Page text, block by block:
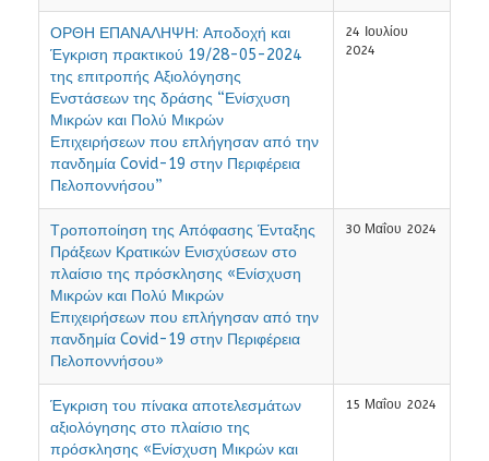
ΟΡΘΗ ΕΠΑΝΑΛΗΨΗ: Αποδοχή και
Έγκριση πρακτικού 19/28-05-2024
της επιτροπής Αξιολόγησης
Ενστάσεων της δράσης “Ενίσχυση
Μικρών και Πολύ Μικρών
Επιχειρήσεων που επλήγησαν από την
πανδημία Covid-19 στην Περιφέρεια
Πελοποννήσου”
24 Ιουλίου
2024
Τροποποίηση της Απόφασης Ένταξης
Πράξεων Κρατικών Ενισχύσεων στο
πλαίσιο της πρόσκλησης «Ενίσχυση
Μικρών και Πολύ Μικρών
Επιχειρήσεων που επλήγησαν από την
πανδημία Covid-19 στην Περιφέρεια
Πελοποννήσου»
30 Μαΐου 2024
Έγκριση του πίνακα αποτελεσμάτων
αξιολόγησης στο πλαίσιο της
πρόσκλησης «Ενίσχυση Μικρών και
15 Μαΐου 2024